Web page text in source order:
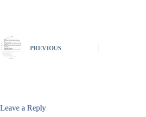
PREVIOUS
Leave a Reply